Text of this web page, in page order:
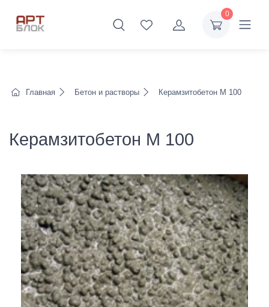
0
Главная Бетон и растворы Керамзитобетон М 100
Керамзитобетон М 100